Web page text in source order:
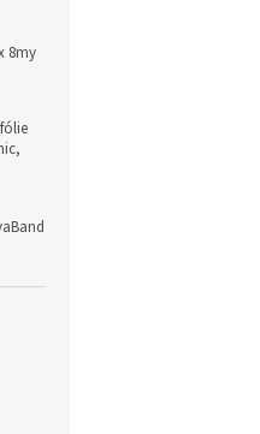
8my